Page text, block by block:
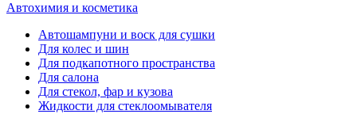
Автохимия и косметика
Автошампуни и воск для сушки
Для колес и шин
Для подкапотного пространства
Для салона
Для стекол, фар и кузова
Жидкости для стеклоомывателя